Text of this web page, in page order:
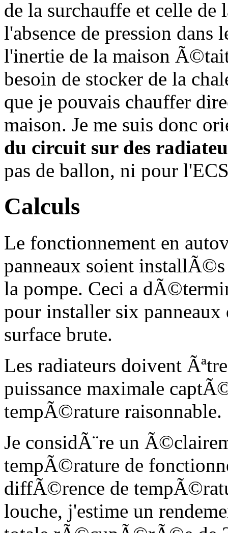
de la surchauffe et celle
l'absence de pression
l'inertie de la maison
besoin de stocker de la
que je pouvais chauffer
maison. Je me suis donc
du circuit sur des
pas de ballon, ni pour
Calculs
Le fonctionnement en
panneaux soient
la pompe. Ceci a
pour installer six
surface brute.
Les radiateurs doivent
puissance maximale
tempÃ©rature raisonnable.
Je considÃ¨re un
tempÃ©rature de
diffÃ©rence de
louche, j'estime un